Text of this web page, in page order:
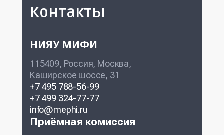
Контакты
НИЯУ МИФИ
115409, Россия, Москва,
Каширское шоссе, 31
+7 495 788-56-99
+7 499 324-77-77
info@mephi.ru
Приёмная комиссия